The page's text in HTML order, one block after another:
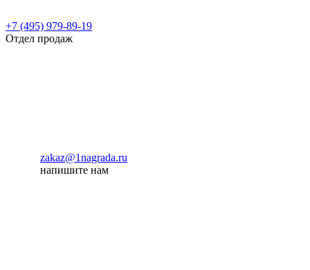
+7 (495) 979-89-19
Отдел продаж
zakaz@1nagrada.ru
напишите нам